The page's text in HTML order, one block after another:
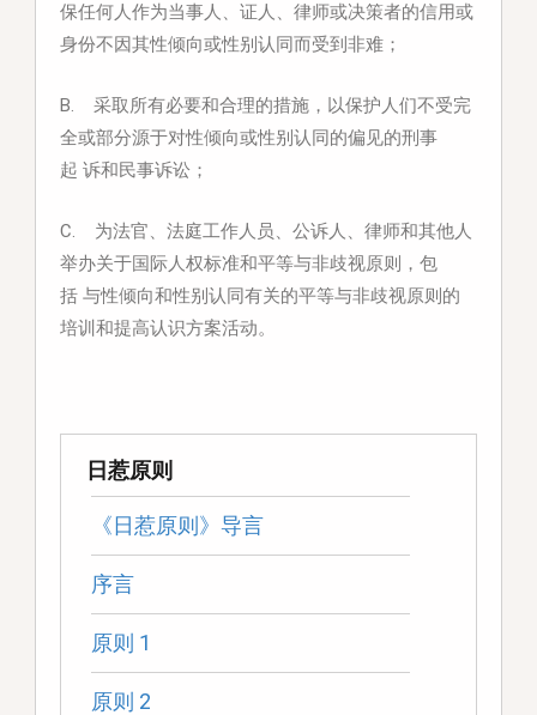
保任何人作为当事人、证人、律师或决策者的信用或
身份不因其性倾向或性别认同而受到非难；
B. 采取所有必要和合理的措施，以保护人们不受完
全或部分源于对性倾向或性别认同的偏见的刑事
起 诉和民事诉讼；
C. 为法官、法庭工作人员、公诉人、律师和其他人
举办关于国际人权标准和平等与非歧视原则，包
括 与性倾向和性别认同有关的平等与非歧视原则的
培训和提高认识方案活动。
日惹原则
《日惹原则》导言
序言
原则 1
原则 2